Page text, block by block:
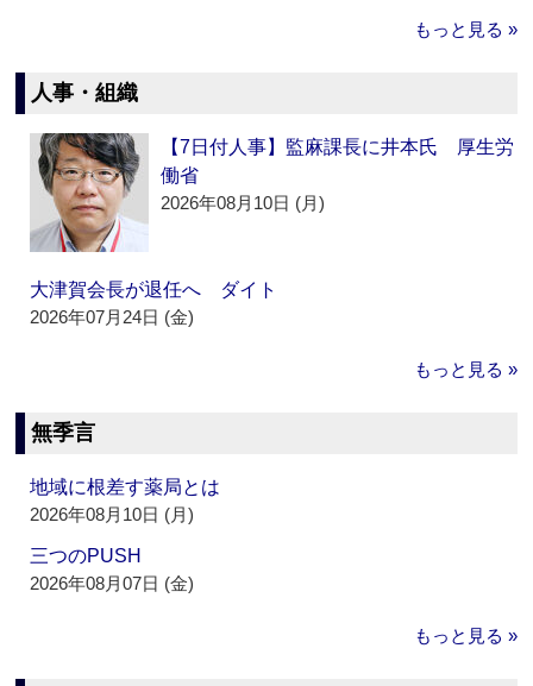
もっと見る »
人事・組織
【7日付人事】監麻課長に井本氏 厚生労
働省
2026年08月10日 (月)
大津賀会長が退任へ ダイト
2026年07月24日 (金)
もっと見る »
無季言
地域に根差す薬局とは
2026年08月10日 (月)
三つのPUSH
2026年08月07日 (金)
もっと見る »